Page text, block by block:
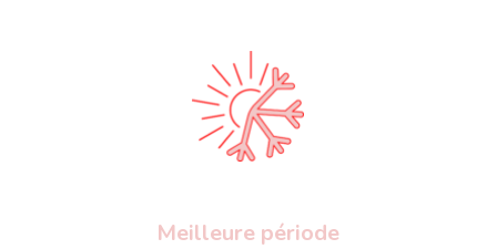
Meilleure période